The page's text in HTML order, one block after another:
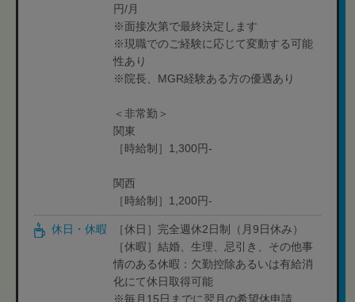
円/月
※面接次第で最終決定します
※現職でのご経験に応じて変動する可能
性あり
※院長、MGR経験ある方の優遇あり
＜非常勤＞
関東
［時給制］1,300円-
関西
［時給制］1,200円-
休日・休暇
［休日］完全週休2日制（月9日休み）
［休暇］結婚、生理、忌引き、その他事
情のある休暇：欠勤控除あるいは有給消
化にて休日取得可能
※毎月15日までに翌月の希望休申請